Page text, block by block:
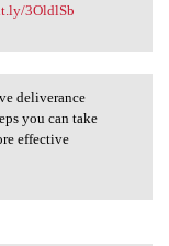
3OldlSb
deliverance
you can take
effective